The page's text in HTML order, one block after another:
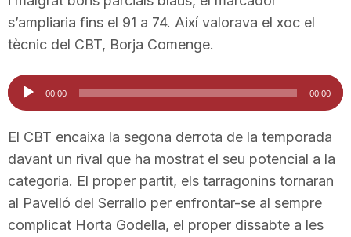
a
s’ampliaria fins el 91 a 74. Així valorava el xoc el
tècnic del CBT, Borja Comenge.
Reproductor
d'àudio
00:00 00:00
El CBT encaixa la segona derrota de la temporada
davant un rival que ha mostrat el seu potencial a la
categoria. El proper partit, els tarragonins tornaran
al Pavelló del Serrallo per enfrontar-se al sempre
complicat Horta Godella, el proper dissabte a les